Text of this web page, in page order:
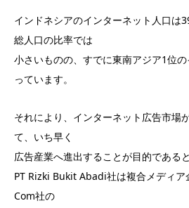
インドネシアのインターネット人口は
総人口の比率では
小さいものの、すでに東南アジア1位
っています。
それにより、インターネット広告市場
て、いち早く
広告産業へ進出することが目的である
PT Rizki Bukit Abadi社は複合メディ
Com社の